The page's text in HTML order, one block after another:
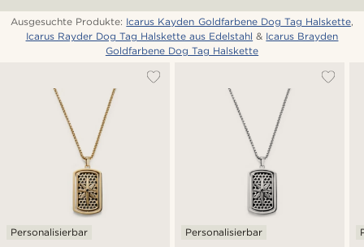
Ausgesuchte Produkte: Icarus Kayden Goldfarbene Dog Tag Halskette,
Icarus Rayder Dog Tag Halskette aus Edelstahl & Icarus Brayden
Goldfarbene Dog Tag Halskette
Personalisierbar Personalisierbar